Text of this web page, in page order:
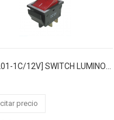
[IRS-201-1C/12V] SWITCH LUMINOSO ROJO 12V DC 4P
precio